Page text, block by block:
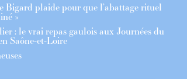
Bigard plaide pour que l’abattage rituel
»
: le vrai repas gaulois aux Journées du
Saône-et-Loire